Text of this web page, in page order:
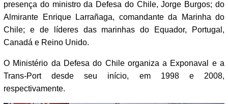
presença do ministro da Defesa do Chile, Jorge Burgos; do
Almirante Enrique Larrañaga, comandante da Marinha do
Chile; e de líderes das marinhas do Equador, Portugal,
Canadá e Reino Unido.
O Ministério da Defesa do Chile organiza a Exponaval e a
Trans-Port desde seu início, em 1998 e 2008,
respectivamente.